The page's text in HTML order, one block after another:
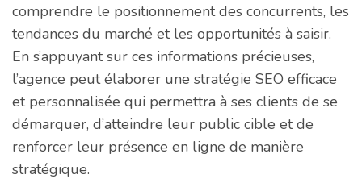
comprendre le positionnement des concurrents, les
tendances du marché et les opportunités à saisir.
En s’appuyant sur ces informations précieuses,
l’agence peut élaborer une stratégie SEO efficace
et personnalisée qui permettra à ses clients de se
démarquer, d’atteindre leur public cible et de
renforcer leur présence en ligne de manière
stratégique.